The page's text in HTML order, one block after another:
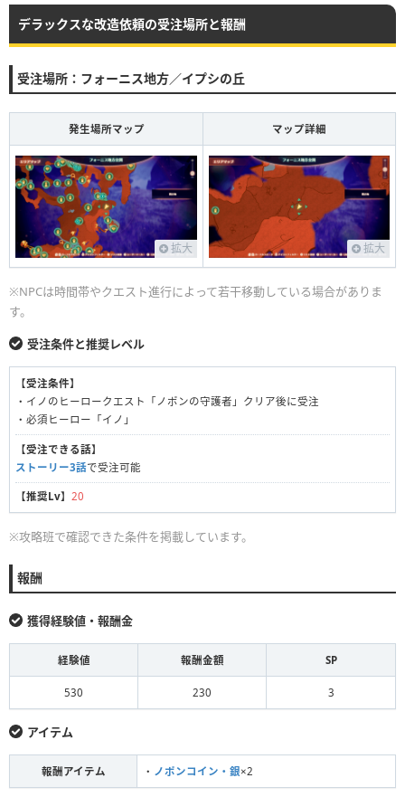
デラックスな改造依頼の受注場所と報酬
受注場所：フォーニス地方／イプシの丘
発生場所マップ マップ詳細
拡大 拡大
※NPCは時間帯やクエスト進行によって若干移動している場合がありま
す。
受注条件と推奨レベル
【受注条件】
・イノのヒーロークエスト「ノポンの守護者」クリア後に受注
・必須ヒーロー「イノ」
【受注できる話】
ストーリー3話で受注可能
【推奨Lv】 20
※攻略班で確認できた条件を掲載しています。
報酬
獲得経験値・報酬金
経験値 報酬金額 SP
530 230 3
アイテム
報酬アイテム ・ ノポンコイン・銀×2